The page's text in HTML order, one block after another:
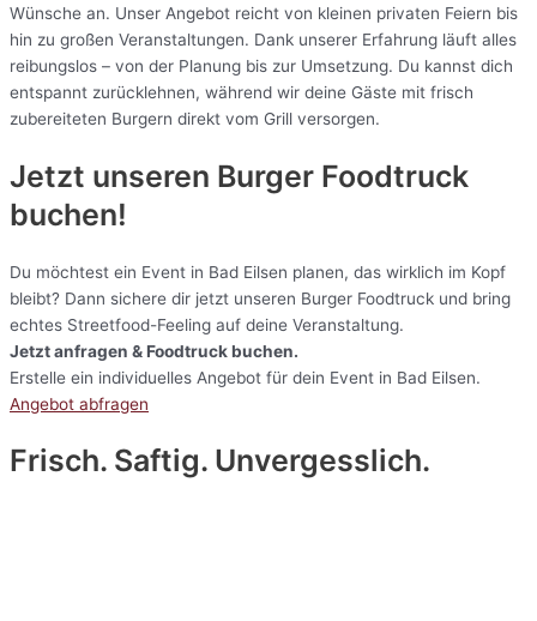
Wünsche an. Unser Angebot reicht von kleinen privaten Feiern bis
hin zu großen Veranstaltungen. Dank unserer Erfahrung läuft alles
reibungslos – von der Planung bis zur Umsetzung. Du kannst dich
entspannt zurücklehnen, während wir deine Gäste mit frisch
zubereiteten Burgern direkt vom Grill versorgen.
Jetzt unseren Burger Foodtruck
buchen!
Du möchtest ein Event in Bad Eilsen planen, das wirklich im Kopf
bleibt? Dann sichere dir jetzt unseren Burger Foodtruck und bring
echtes Streetfood-Feeling auf deine Veranstaltung.
Jetzt anfragen & Foodtruck buchen.
Erstelle ein individuelles Angebot für dein Event in Bad Eilsen.
Angebot abfragen
Frisch. Saftig. Unvergesslich.